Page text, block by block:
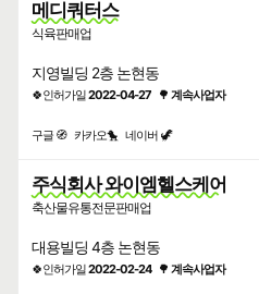
메디쿼터스
식육판매업
지영빌딩 2층 논현동
🍀인허가일2022-04-27 🌳 계속사업자
구글 🧭 카카오🐤 네이버 🦖
주식회사 와이엠헬스케어
축산물유통전문판매업
대용빌딩 4층 논현동
🍀인허가일2022-02-24 🌳 계속사업자